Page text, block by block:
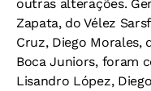
outras alterações.
Zapata, do Vélez
Cruz, Diego Morales,
Boca Juniors, foram
Lisandro López,